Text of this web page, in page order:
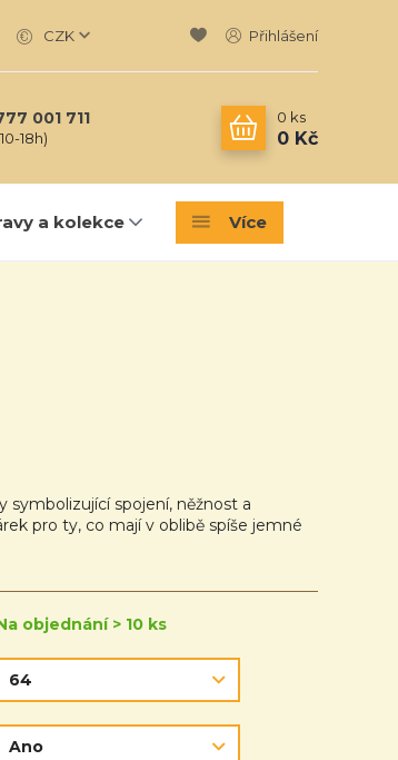
CZK Přihlášení
001 711
18h)
0 ks
0 Kč
a kolekce Více
spojení, něžnost a
pro ty, co mají v oblibě spíše jemné
objednání > 10 ks